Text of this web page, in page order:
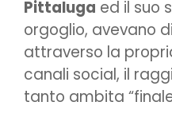
Pittaluga ed il suo
orgoglio, avevano
attraverso la
canali social, il
tanto ambita